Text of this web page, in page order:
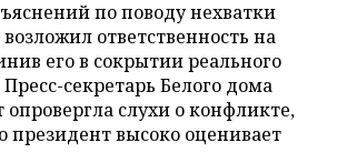
по поводу нехватки
ответственность на
его в сокрытии реального
секретарь Белого дома
слухи о конфликте,
президент высоко оценивает